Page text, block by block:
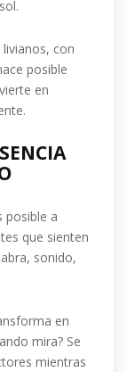
con
posible
en
posible a
que sienten
sonido,
en
mira? Se
mientras